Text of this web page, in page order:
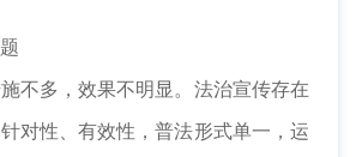
多，效果不明显。法治宣传存在
对性、有效性，普法形式单一，运